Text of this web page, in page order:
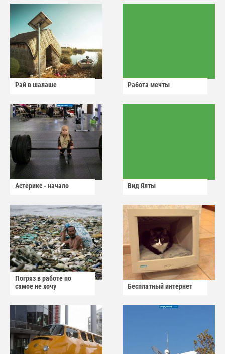
Рай в шалаше Работа мечты
Астерикс - начало Вид Ялты
Погряз в работе по
самое не хочу
Бесплатный интернет